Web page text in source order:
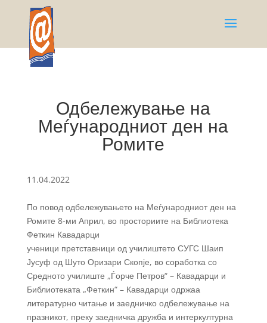
Одбележување на
Меѓународниот ден на
Ромите
11.04.2022
По повод одбележувањето на Меѓународниот ден на
Ромите 8-ми Април, во просториите на Библиотека
Феткин Кавадарци
ученици претставници од училиштето СУГС Шаип
Јусуф од Шуто Оризари Скопје, во соработка со
Средното училиште „Ѓорче Петров“ – Кавадарци и
Библиотеката „Феткин“ – Кавадарци одржаа
литературно читање и заедничко одбележување на
празникот, преку заедничка дружба и интеркултурна